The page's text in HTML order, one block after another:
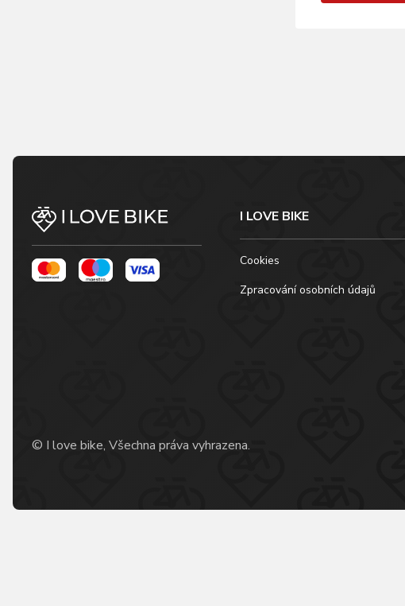
I LOVE BIKE
Cookies
Zpracování osobních údajů
© I love bike, Všechna práva vyhrazena.